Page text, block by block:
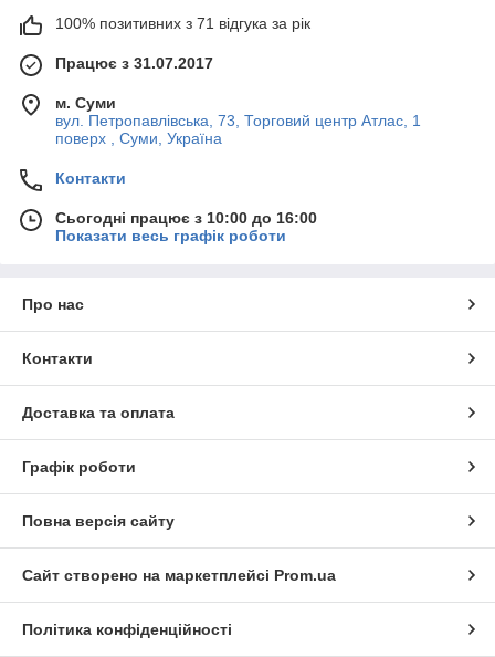
100% позитивних з 71 відгука за рік
Працює з 31.07.2017
м. Суми
вул. Петропавлівська, 73, Торговий центр Атлас, 1
поверх , Суми, Україна
Контакти
Сьогодні працює з 10:00 до 16:00
Показати весь графік роботи
Про нас
Контакти
Доставка та оплата
Графік роботи
Повна версія сайту
Сайт створено на маркетплейсі Prom.ua
Політика конфіденційності